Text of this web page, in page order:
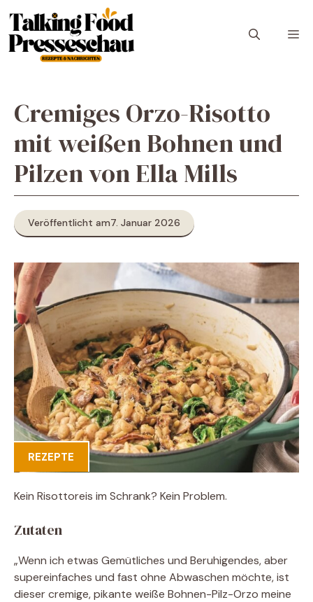
Inhalt
springen
Cremiges Orzo-Risotto
mit weißen Bohnen und
Pilzen von Ella Mills
Veröffentlicht am7. Januar 2026
REZEPTE
Kein Risottoreis im Schrank? Kein Problem.
Zutaten
„Wenn ich etwas Gemütliches und Beruhigendes, aber
supereinfaches und fast ohne Abwaschen möchte, ist
dieser cremige, pikante weiße Bohnen-Pilz-Orzo meine